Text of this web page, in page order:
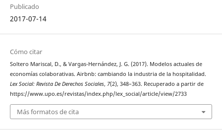
Publicado
2017-07-14
Cómo citar
Soltero Mariscal, D., & Vargas-Hernández, J. G. (2017). Modelos actuales de
economías colaborativas. Airbnb: cambiando la industria de la hospitalidad.
Lex Social: Revista De Derechos Sociales, 7(2), 348–363. Recuperado a partir de
https://www.upo.es/revistas/index.php/lex_social/article/view/2733
Más formatos de cita